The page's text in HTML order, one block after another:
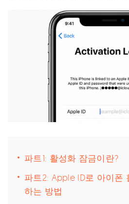
파트1: 활성화 잠금이란?
파트2: Apple ID로 아이폰
하는 방법